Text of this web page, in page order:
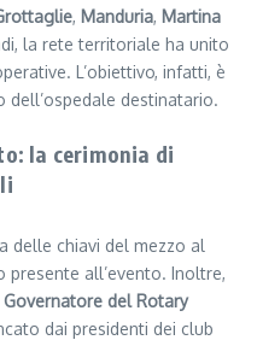
, Manduria, Martina
la rete territoriale ha unito
L’obiettivo, infatti, è
destinatario.
la cerimonia di
delle chiavi del mezzo al
all’evento. Inoltre,
Governatore del Rotary
dai presidenti dei club